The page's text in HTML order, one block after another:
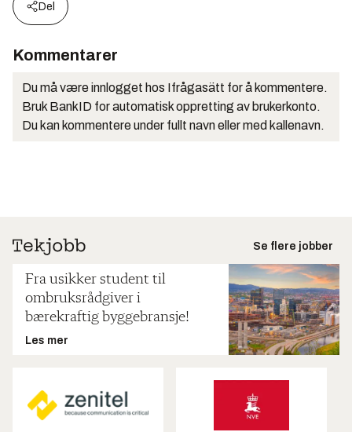
Del
Kommentarer
Du må være innlogget hos Ifrågasätt for å kommentere.
Bruk BankID for automatisk oppretting av brukerkonto.
Du kan kommentere under fullt navn eller med kallenavn.
Se flere jobber
Fra usikker student til
ombruksrådgiver i
bærekraftig byggebransje!
Les mer